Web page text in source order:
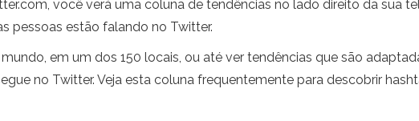
você verá uma coluna de tendências no lado direito da sua
pessoas estão falando no Twitter.
em um dos 150 locais, ou até ver tendências que são
no Twitter. Veja esta coluna frequentemente para descobrir